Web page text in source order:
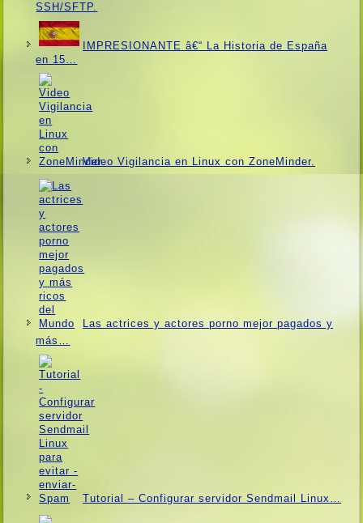
SSH/SFTP.
IMPRESIONANTE â€“ La Historia de España
en 15…
Video Vigilancia en Linux con ZoneMinder.
Las actrices y actores porno mejor pagados y
más…
Tutorial – Configurar servidor Sendmail Linux…